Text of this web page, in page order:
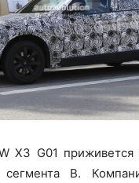
X3 G01 приживется
B.